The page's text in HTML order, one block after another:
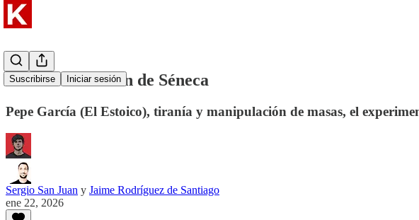
Suscribirse Iniciar sesión
#054 🌱 El kaizen de Séneca
Pepe García (El Estoico), tiranía y manipulación de masas, el
Sergio San Juan y Jaime Rodríguez de Santiago
ene 22, 2026